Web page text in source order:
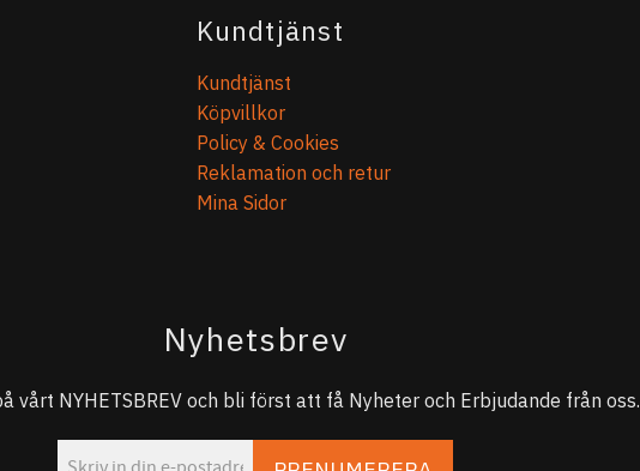
Kundtjänst
Kundtjänst
Köpvillkor
Policy & Cookies
Reklamation och retur
Mina Sidor
Nyhetsbrev
vårt NYHETSBREV och bli först att få Nyheter och Erbjudande från oss.